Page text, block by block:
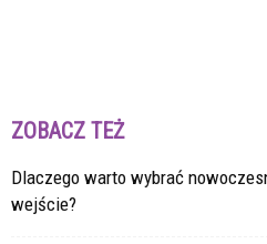
ZOBACZ TEŻ
Dlaczego warto wybrać
wejście?